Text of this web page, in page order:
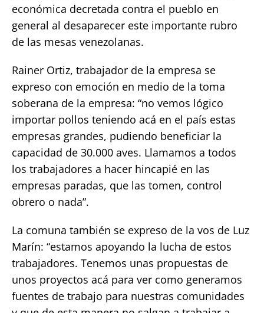
económica decretada contra el pueblo en
general al desaparecer este importante rubro
de las mesas venezolanas.
Rainer Ortiz, trabajador de la empresa se
expreso con emoción en medio de la toma
soberana de la empresa: “no vemos lógico
importar pollos teniendo acá en el país estas
empresas grandes, pudiendo beneficiar la
capacidad de 30.000 aves. Llamamos a todos
los trabajadores a hacer hincapié en las
empresas paradas, que las tomen, control
obrero o nada”.
La comuna también se expreso de la vos de Luz
Marín: “estamos apoyando la lucha de estos
trabajadores. Tenemos unas propuestas de
unos proyectos acá para ver como generamos
fuentes de trabajo para nuestras comunidades